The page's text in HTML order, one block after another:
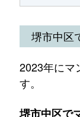
堺市中区
2023年にマ
す。
堺市中区で